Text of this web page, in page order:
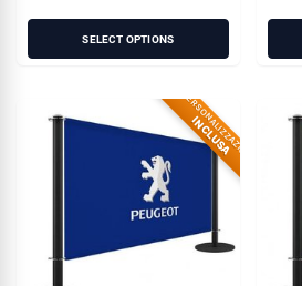
SELECT OPTIONS
PERSONALIZZAZIONE
INCLUSA